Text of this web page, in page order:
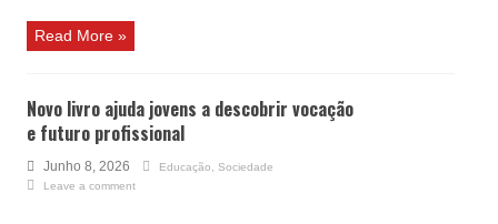
Read More »
Novo livro ajuda jovens a descobrir vocação
e futuro profissional
Junho 8, 2026 Educação
Sociedade
Leave a comment